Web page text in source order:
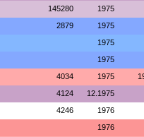
145280 1975
2879 1975
1975
1975
4034 1975
4124 12.1975
4246 1976
1976